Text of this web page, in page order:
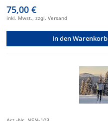
75,00 €
inkl. Mwst., zzgl. Versand
In den Warenkorb